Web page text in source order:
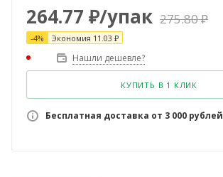
264.77 ₽/упак 275.80₽
-4% Экономия 11.03 ₽
Нашли дешевле?
КУПИТЬ В 1 КЛИК
Бесплатная доставка от 3 000 рублей